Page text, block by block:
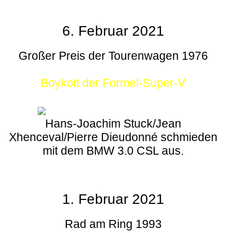
6. Februar 2021
Großer Preis der Tourenwagen 1976
Boykott der Formel-Super-V
Hans-Joachim Stuck/Jean
Xhenceval/Pierre Dieudonné schmieden
mit dem BMW 3.0 CSL aus.
1. Februar 2021
Rad am Ring 1993